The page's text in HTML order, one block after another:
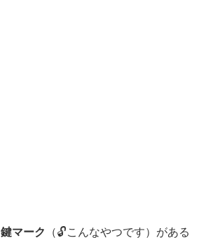
鍵マーク
（🔓こんなやつです）がある